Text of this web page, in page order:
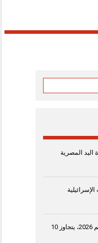
اليد المصرية
إنتاج القمح في مصر خلال موسم 2026، يتجاوز 10